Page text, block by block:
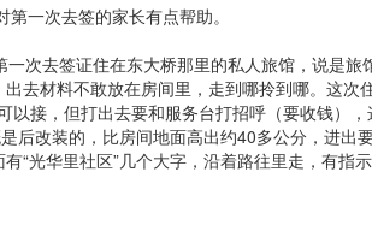
一次去签的家长有点帮助。
次去签证住在东大桥那里的私人旅馆，说是旅
去材料不敢放在房间里，走到哪拎到哪。这次
接，但打出去要和服务台打招呼（要收钱）
后改装的，比房间地面高出约40多公分，进出
“光华里社区”几个大字，沿着路往里走，有指